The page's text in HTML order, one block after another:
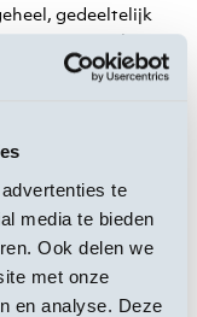
te
media te bieden
Ook delen we
met onze
en analyse. Deze
gedeeltelijk
je oren te steken.
door Akil
sound van Nass
voorliefde voor
synths,